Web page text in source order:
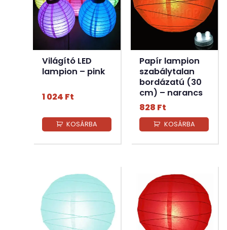
Világító LED
lampion – pink
1 024 Ft
KOSÁRBA
Papír lampion
szabálytalan
bordázatú (30
cm) – narancs
828 Ft
KOSÁRBA